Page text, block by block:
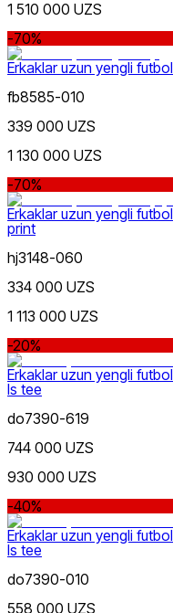
Qizil
Qora
Kulrang
Ommabop
Doʻkonlarda
1 510 000 UZS
-70%
Erkaklar uzun yengli
fb8585-010
339 000 UZS
1 130 000 UZS
-70%
Erkaklar uzun yengli
print
hj3148-060
334 000 UZS
1 113 000 UZS
-20%
Erkaklar uzun yengli
ls tee
do7390-619
744 000 UZS
930 000 UZS
-40%
Erkaklar uzun yengli
ls tee
do7390-010
558 000 UZS